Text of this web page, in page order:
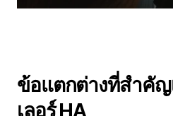
ข้อแตกต่างที่สำคัญ
เลอร์ HA